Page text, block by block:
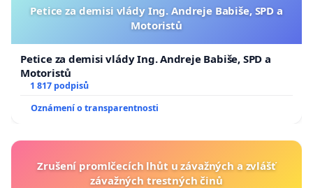
Petice za demisi vlády Ing. Andreje Babiše, SPD a
Motoristů
Petice za demisi vlády Ing. Andreje Babiše, SPD a
Motoristů
1 817 podpisů
Oznámení o transparentnosti
Zrušení promlčecích lhůt u závažných a zvlášť
závažných trestných činů